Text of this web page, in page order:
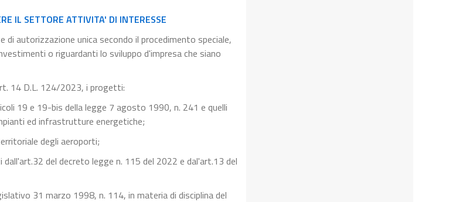
IL SETTORE ATTIVITA' DI INTERESSE
autorizzazione unica secondo il procedimento speciale,
o riguardanti lo sviluppo d'impresa che siano
14 D.L. 124/2023, i progetti:
19 e 19-bis della legge 7 agosto 1990, n. 241 e quelli
ed infrastrutture energetiche;
degli aeroporti;
del decreto legge n. 115 del 2022 e dal'art.13 del
31 marzo 1998, n. 114, in materia di disciplina del